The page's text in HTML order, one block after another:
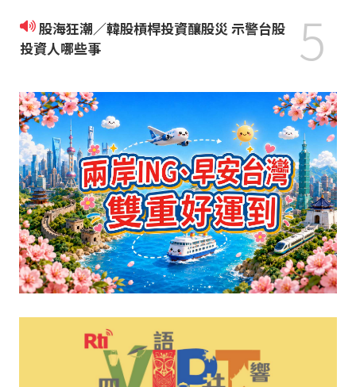
股海狂潮／韓股槓桿投資釀股災 示警台股
投資人哪些事
5